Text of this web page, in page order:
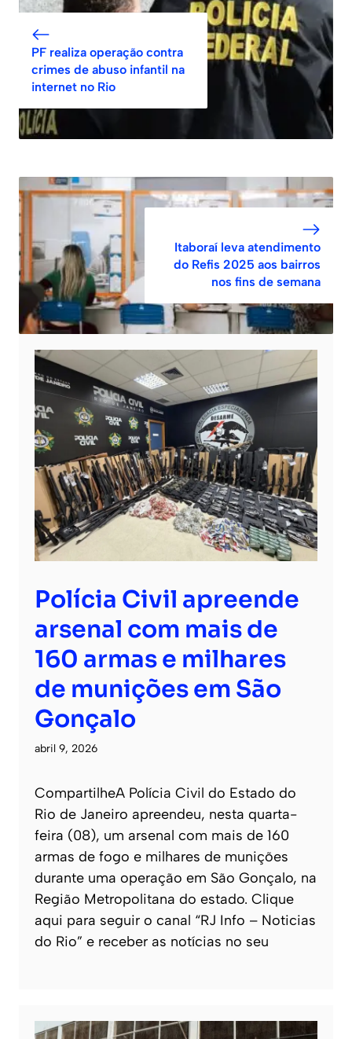
PF realiza operação contra
crimes de abuso infantil na
internet no Rio
Itaboraí leva atendimento
do Refis 2025 aos bairros
nos fins de semana
Polícia Civil apreende
arsenal com mais de
160 armas e milhares
de munições em São
Gonçalo
abril 9, 2026
CompartilheA Polícia Civil do Estado do
Rio de Janeiro apreendeu, nesta quarta-
feira (08), um arsenal com mais de 160
armas de fogo e milhares de munições
durante uma operação em São Gonçalo, na
Região Metropolitana do estado. Clique
aqui para seguir o canal “RJ Info – Noticias
do Rio” e receber as notícias no seu